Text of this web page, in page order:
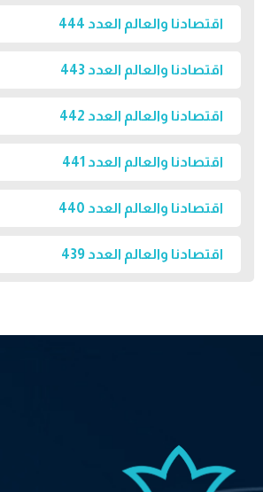
اقتصادنا والعالم العدد 444
اقتصادنا والعالم العدد 443
اقتصادنا والعالم العدد 442
اقتصادنا والعالم العدد 441
اقتصادنا والعالم العدد 440
اقتصادنا والعالم العدد 439